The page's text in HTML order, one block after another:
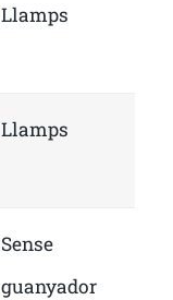
Llamps
Llamps
Sense
guanyador